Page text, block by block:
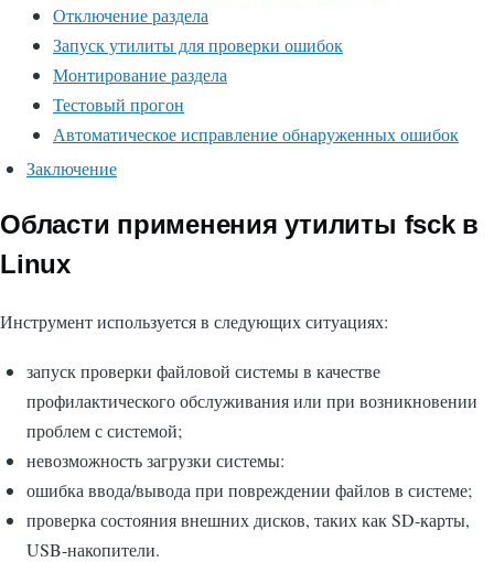
Отключение раздела
Запуск утилиты для проверки ошибок
Монтирование раздела
Тестовый прогон
Автоматическое исправление обнаруженных ошибок
Заключение
Области применения утилиты fsck в
Linux
Инструмент используется в следующих ситуациях:
запуск проверки файловой системы в качестве
профилактического обслуживания или при возникновении
проблем с системой;
невозможность загрузки системы:
ошибка ввода/вывода при повреждении файлов в системе;
проверка состояния внешних дисков, таких как SD-карты,
USB-накопители.